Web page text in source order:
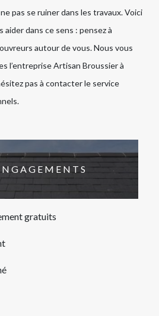
pas se ruiner dans les travaux. Voici
dans ce sens : pensez à
autour de vous. Nous vous
l’entreprise Artisan Broussier à
pas à contacter le service
gratuits